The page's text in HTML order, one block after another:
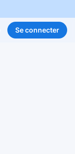
Se connecter